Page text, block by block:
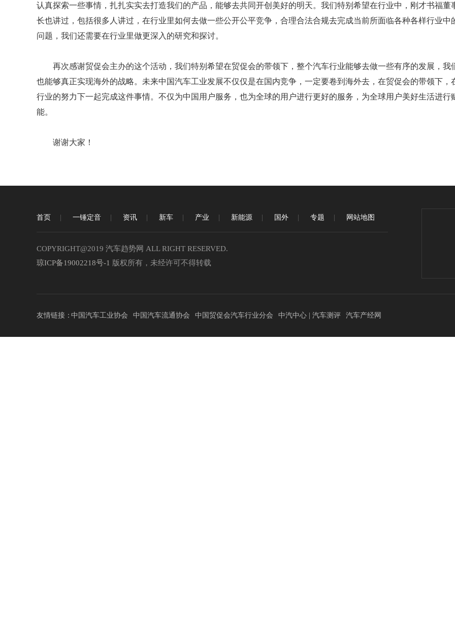
认真探索一些事情，扎扎实实去打造我们的产品，能够去共同开创美好的明天。我们特别希望在行业中，刚才书福董
长也讲过，包括很多人讲过，在行业里如何去做一些公开公平竞争，合理合法合规去完成当前所面临各种各样行业中
问题，我们还需要在行业里做更深入的研究和探讨。
再次感谢贸促会主办的这个活动，我们特别希望在贸促会的带领下，整个汽车行业能够去做一些有序的发展，我
也能够真正实现海外的战略。未来中国汽车工业发展不仅仅是在国内竞争，一定要卷到海外去，在贸促会的带领下，
行业的努力下一起完成这件事情。不仅为中国用户服务，也为全球的用户进行更好的服务，为全球用户美好生活进行
能。
谢谢大家！
首页 一锤定音 资讯 新车 产业 新能源 国外 专题 网站地图
COPYRIGHT@2019 汽车趋势网 ALL RIGHT RESERVED.
琼ICP备19002218号-1 版权所有，未经许可不得转载
友情链接：中国汽车工业协会 中国汽车流通协会 中国贸促会汽车行业分会 中汽中心 | 汽车测评 汽车产经网